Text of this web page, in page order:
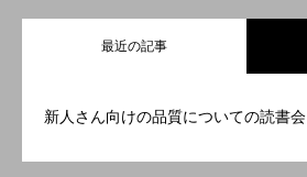
最近の記事
新人さん向けの品質についての読書会